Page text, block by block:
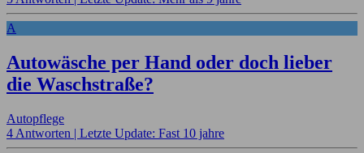
A
Autowäsche per Hand oder doch lieber
die Waschstraße?
Autopflege
4 Antworten | Letzte Update: Fast 10 jahre